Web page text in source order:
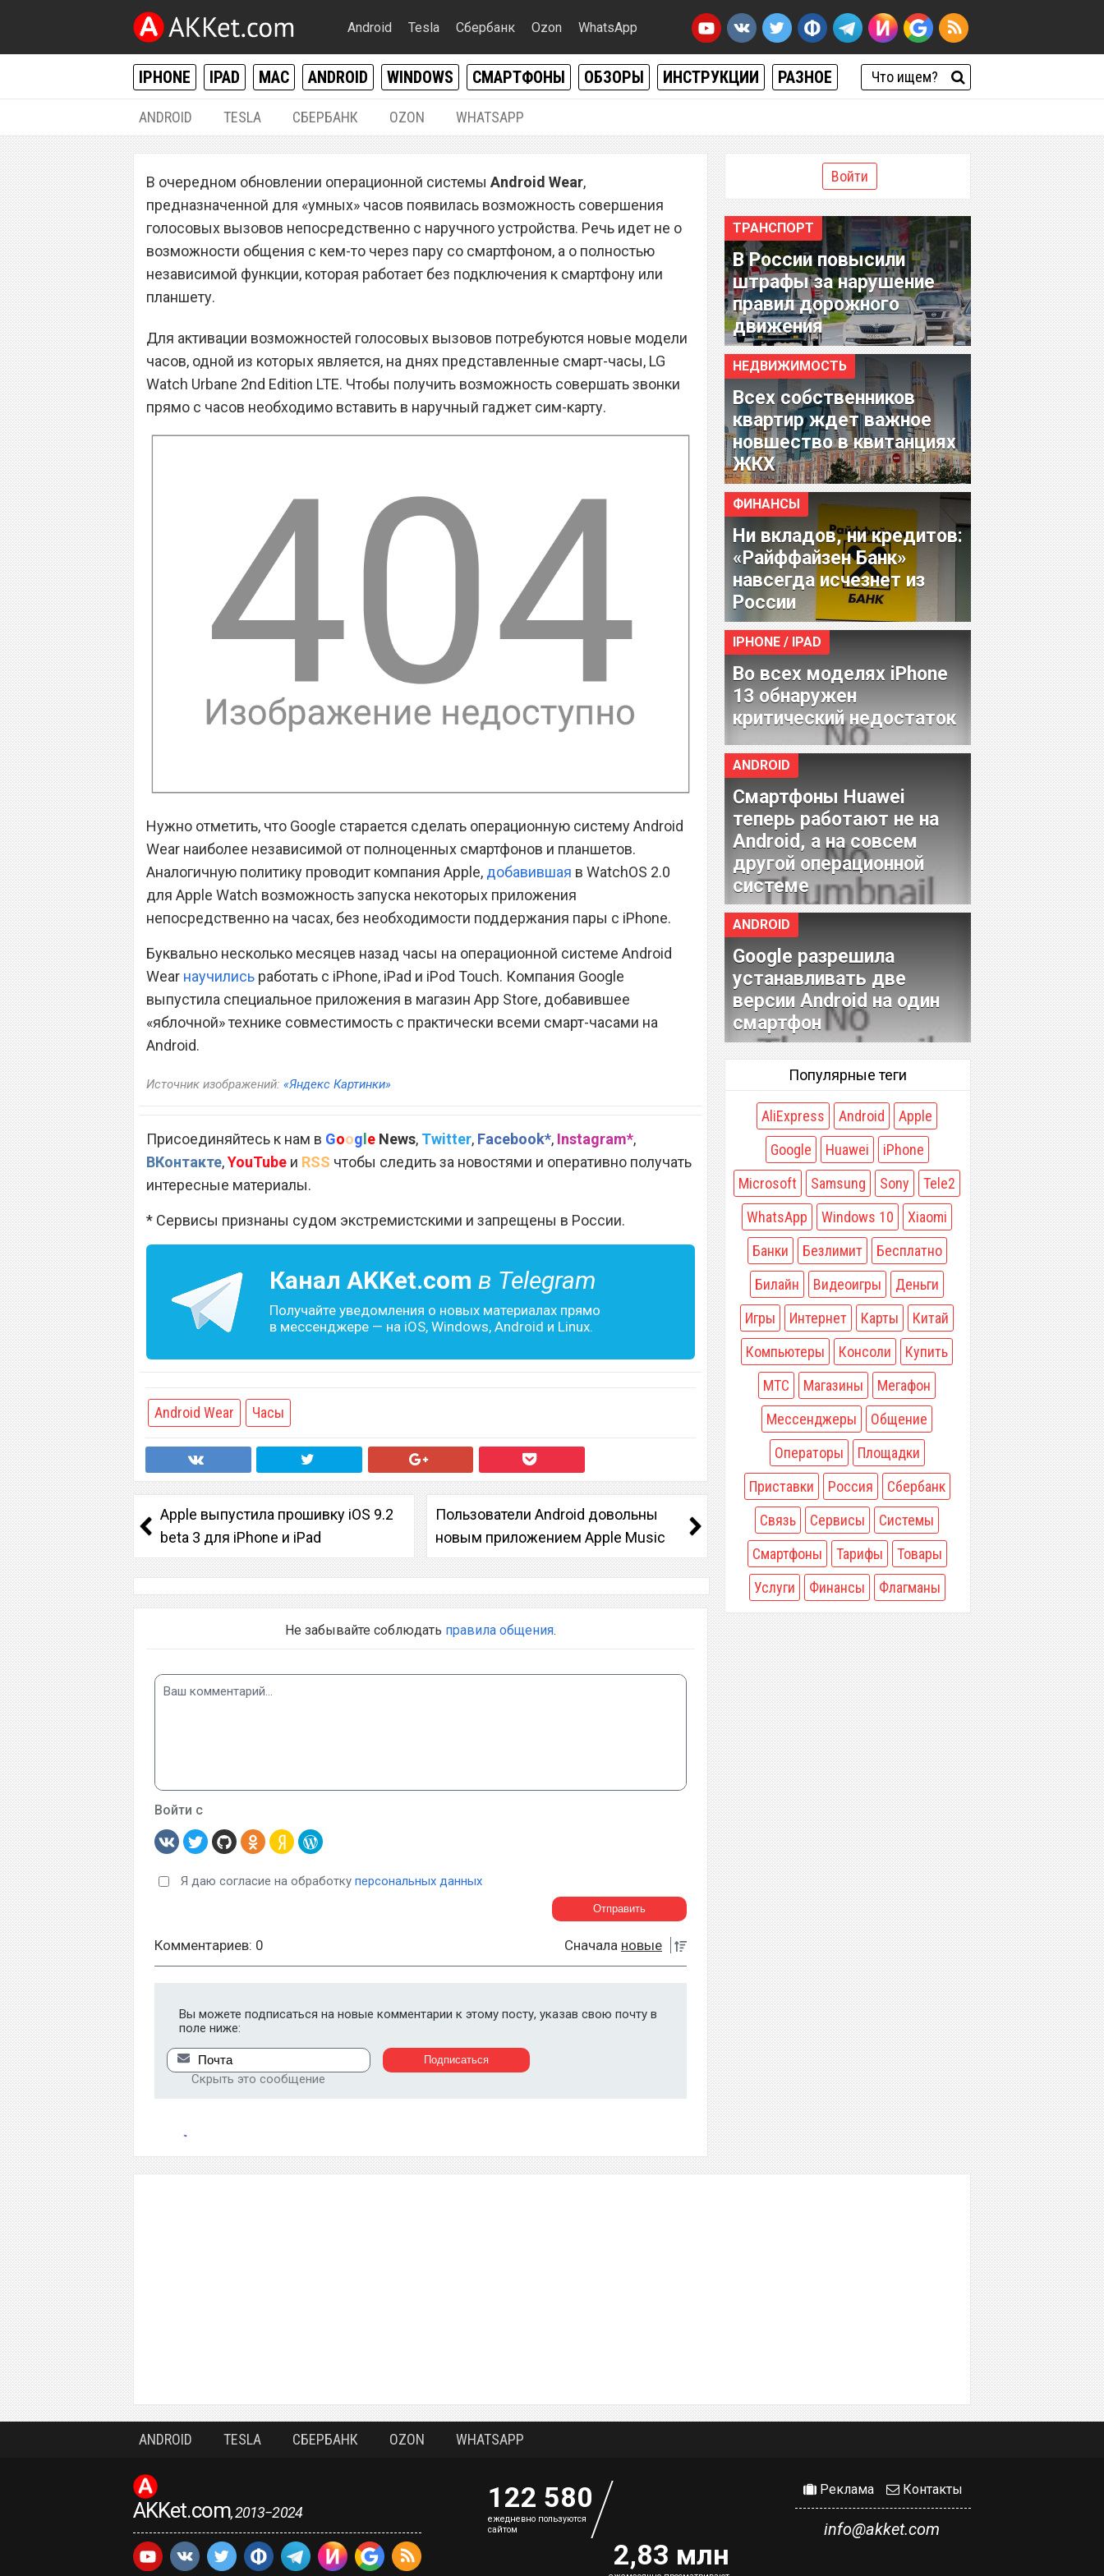
Android Tesla Сбербанк Ozon WhatsApp
IPHONE IPAD MAC ANDROID WINDOWS СМАРТФОНЫ ОБЗОРЫ ИНСТРУКЦИИ РАЗНОЕ
ANDROID TESLA СБЕРБАНК OZON WHATSAPP
Смарт-часы на Android Wear получили
поддержку сим-карт и научились
звонить
В очередном обновлении операционной системы Android Wear,
предназначенной для «умных» часов появилась возможность совершения
голосовых вызовов непосредственно с наручного устройства. Речь идет не о
возможности общения с кем-то через пару со смартфоном, а о полностью
независимой функции, которая работает без подключения к смартфону или
планшету.
Для активации возможностей голосовых вызовов потребуются новые модели
часов, одной из которых является, на днях представленные смарт-часы, LG
Watch Urbane 2nd Edition LTE. Чтобы получить возможность совершать звонки
прямо с часов необходимо вставить в наручный гаджет сим-карту.
Нужно отметить, что Google старается сделать операционную систему Android
Wear наиболее независимой от полноценных смартфонов и планшетов.
Аналогичную политику проводит компания Apple, добавившая в WatchOS 2.0
для Apple Watch возможность запуска некоторых приложения
непосредственно на часах, без необходимости поддержания пары с iPhone.
Буквально несколько месяцев назад часы на операционной системе Android
Wear научились работать с iPhone, iPad и iPod Touch. Компания Google
выпустила специальное приложения в магазин App Store, добавившее
«яблочной» технике совместимость с практически всеми смарт-часами на
Android.
Источник изображений: «Яндекс Картинки»
Присоединяйтесь к нам в Goog e News, Twitter, Facebook*, Instagram*,
ВКонтакте,YouTube и RSS чтобы следить за новостями и оперативно получать
интересные материалы.
* Сервисы признаны судом экстремистскими и запрещены в России.
Канал AKKet.com в Telegram
Получайте уведомления о новых материалах прямо
в мессенджере — на iOS, Windows, Android и Linux.
Android Wear Часы
Apple выпустила прошивку iOS 9.2
beta 3 для iPhone и iPad
Пользователи Android довольны
новым приложением Apple Music
Не забывайте соблюдать правила общения.
Войти с
Я даю согласие на обработку персональных данных
Комментариев: 0 Сначала новые
Вы можете подписаться на новые комментарии к этому посту, указав свою почту в
поле ниже:
Скрыть это сообщение
Войти
ТРАНСПОРТ
В России повысили
штрафы за нарушение
правил дорожного
движения
НЕДВИЖИМОСТЬ
Всех собственников
квартир ждет важное
новшество в квитанциях
ЖКХ
ФИНАНСЫ
Ни вкладов, ни кредитов:
«Райффайзен Банк»
навсегда исчезнет из
России
IPHONE / IPAD
Во всех моделях iPhone
13 обнаружен
критический недостаток
ANDROID
Смартфоны Huawei
теперь работают не на
Android, а на совсем
другой операционной
системе
ANDROID
Google разрешила
устанавливать две
версии Android на один
смартфон
Популярные теги
AliExpress Android
Apple
Google
Huawei
iPhone
Microsoft
Samsung Sony
Tele2
WhatsApp
Windows 10
Xiaomi
Банки
Безлимит
Бесплатно
Билайн
Видеоигры
Деньги
Игры
Интернет Карты
Китай
Компьютеры
Консоли
Купить
МТС
Магазины
Мегафон
Мессенджеры
Общение
Операторы
Площадки
Приставки
Россия
Сбербанк
Связь
Сервисы
Системы
Смартфоны
Тарифы
Товары
Услуги
Финансы Флагманы
ANDROID TESLA СБЕРБАНК OZON WHATSAPP
Реклама Контакты
info@akket.com
122 580
eжедневно пользуются
сайтом
2,83 млн
AKKet.com, 2013−2024